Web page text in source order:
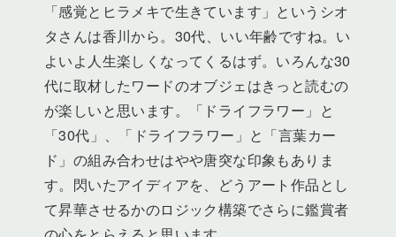
「感覚とヒラメキで生きています」というシオ
タさんは香川から。30代、いい年齢ですね。い
よいよ人生楽しくなってくるはず。いろんな30
代に取材したワードのオブジェはきっと読むの
が楽しいと思います。「ドライフラワー」と
「30代」、「ドライフラワー」と「言葉カー
ド」の組み合わせはやや唐突な印象もありま
す。閃いたアイディアを、どうアート作品とし
て昇華させるかのロジック構築でさらに鑑賞者